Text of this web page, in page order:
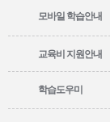
모바일 학습안내
교육비 지원안내
학습도우미